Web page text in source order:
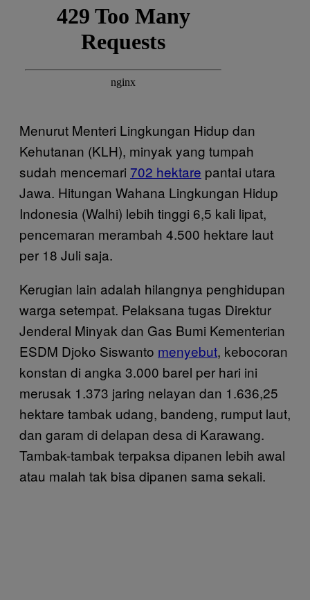
Menurut Menteri Lingkungan Hidup dan
Kehutanan (KLH), minyak yang tumpah
sudah mencemari 702 hektare pantai utara
Jawa. Hitungan Wahana Lingkungan Hidup
Indonesia (Walhi) lebih tinggi 6,5 kali lipat,
pencemaran merambah 4.500 hektare laut
per 18 Juli saja.
Kerugian lain adalah hilangnya penghidupan
warga setempat. Pelaksana tugas Direktur
Jenderal Minyak dan Gas Bumi Kementerian
ESDM Djoko Siswanto menyebut, kebocoran
konstan di angka 3.000 barel per hari ini
merusak 1.373 jaring nelayan dan 1.636,25
hektare tambak udang, bandeng, rumput laut,
dan garam di delapan desa di Karawang.
Tambak-tambak terpaksa dipanen lebih awal
atau malah tak bisa dipanen sama sekali.